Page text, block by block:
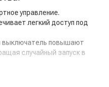
управление.
легкий доступ под
выключатель повышают
случайный запуск в